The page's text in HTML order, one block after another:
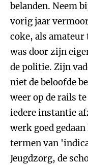
belanden. Neem
vorig jaar
coke, als
was door zijn
de politie. Zijn
niet de beloofde
weer op de rails
iedere instantie
werk goed
termen van
Jeugdzorg, de